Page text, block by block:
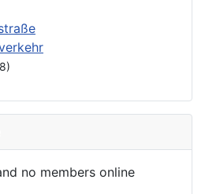
no members online